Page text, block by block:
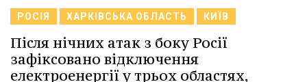
РОСІЯ ХАРКІВСЬКА ОБЛАСТЬ КИЇВ
Після нічних атак з боку Росії
зафіксовано відключення
електроенергії у трьох областях,